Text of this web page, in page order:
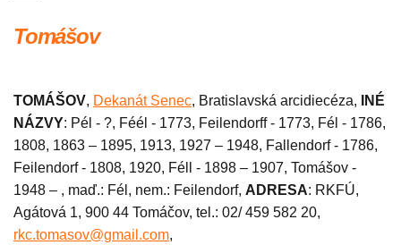
Tomášov
TOMÁŠOV, Dekanát Senec, Bratislavská arcidiecéza,
INÉ
NÁZVY: Pél - ?, Féél - 1773, Feilendorff - 1773, Fél - 1786,
1808, 1863 – 1895, 1913, 1927 – 1948, Fallendorf - 1786,
Feilendorf - 1808, 1920, Féll - 1898 – 1907, Tomášov -
1948 – , maď.: Fél, nem.: Feilendorf, ADRESA: RKFÚ,
Agátová 1, 900 44 Tomáčov, tel.: 02/ 459 582 20,
rkc.tomasov@gmail.com,